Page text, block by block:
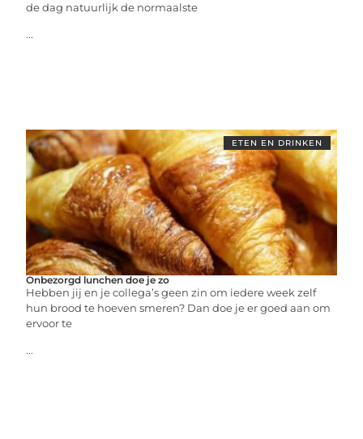
de dag natuurlijk de normaalste
...
ETEN EN DRINKEN
Onbezorgd lunchen doe je zo
Hebben jij en je collega’s geen zin om iedere week zelf
hun brood te hoeven smeren? Dan doe je er goed aan om
ervoor te
...